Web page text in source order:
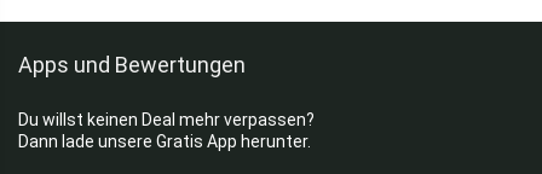
Haushaltsgeräte
Küchenhelfer
Apps und Bewertungen
Du willst keinen Deal mehr verpassen?
Dann lade unsere Gratis App herunter.